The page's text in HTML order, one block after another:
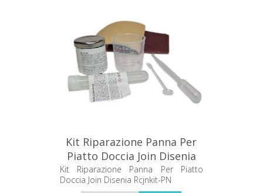
Kit Riparazione Panna Per
Piatto Doccia Join Disenia
Rcjnkit-PN
Kit Riparazione Panna Per Piatto
Doccia Join Disenia Rcjnkit-PN